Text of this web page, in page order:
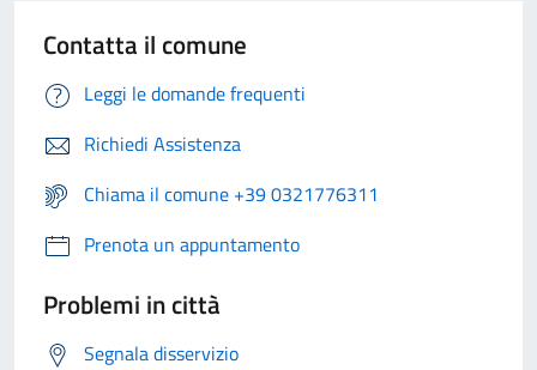
Contatta il comune
Leggi le domande frequenti
Richiedi Assistenza
Chiama il comune +39 0321776311
Prenota un appuntamento
Problemi in città
Segnala disservizio